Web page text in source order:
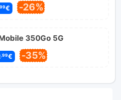
,99€ -26%
350Go 5G
,99€ -35%